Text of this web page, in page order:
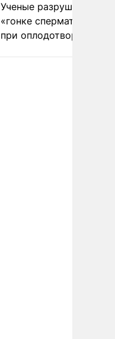
Ученые разрушили миф
«гонке
при оплодотворении